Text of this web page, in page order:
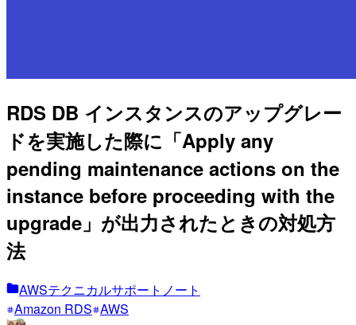
RDS DB インスタンスのアップグレー
ドを実施した際に「Apply any
pending maintenance actions on the
instance before proceeding with the
upgrade」が出力されたときの対処方
法
AWSテクニカルサポートノート
Amazon RDS AWS